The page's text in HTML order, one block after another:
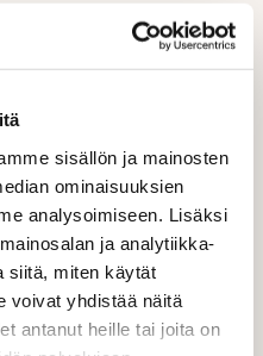
sisällön ja mainosten
ominaisuuksien
analysoimiseen. Lisäksi
ja analytiikka-
siitä, miten käytät
voivat yhdistää näitä
antanut heille tai joita on
artikkelit